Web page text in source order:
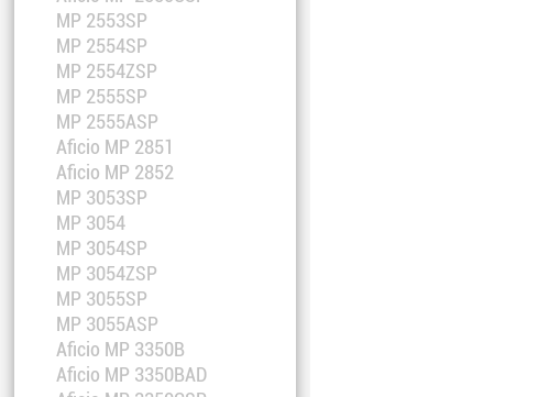
MP 2553SP
MP 2554SP
MP 2554ZSP
MP 2555SP
MP 2555ASP
Aficio MP 2851
Aficio MP 2852
MP 3053SP
MP 3054
MP 3054SP
MP 3054ZSP
MP 3055SP
MP 3055ASP
Aficio MP 3350B
Aficio MP 3350BAD